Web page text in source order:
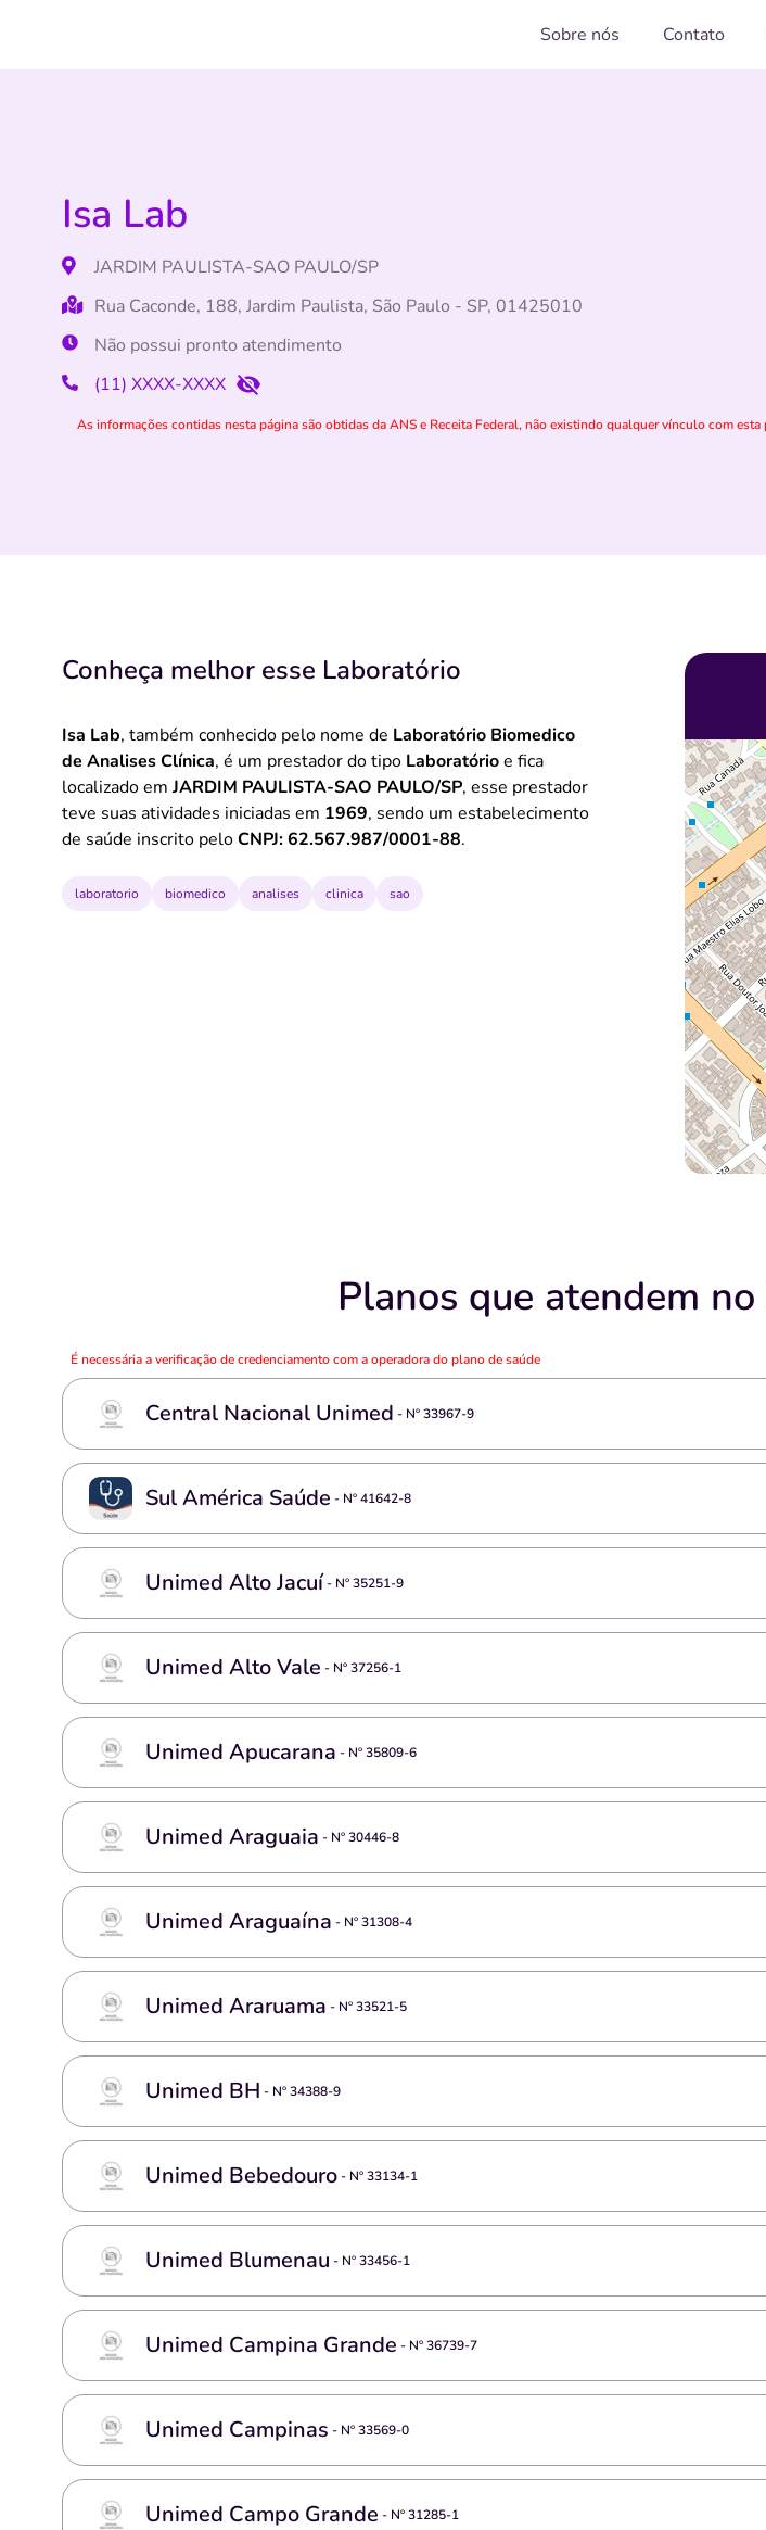
Sobre nós Contato
Isa Lab
JARDIM PAULISTA-SAO PAULO/SP
Rua Caconde, 188, Jardim Paulista, São Paulo - SP, 01425010
Não possui pronto atendimento
(11) XXXX-XXXX
As informações contidas nesta página são obtidas da ANS e Receita Federal, não existindo qualquer vínculo com esta
Conheça melhor esse Laboratório
Isa Lab, também conhecido pelo nome de Laboratório Biomedico
de Analises Clínica, é um prestador do tipo Laboratórioe fica
localizado emJARDIM PAULISTA-SAO PAULO/SP, esse prestador
teve suas atividades iniciadas em 1969, sendo um estabelecimento
de saúde inscrito peloCNPJ: 62.567.987/0001-88.
laboratorio biomedico analises clinica sao
Planos que atendem
É necessária a verificação de credenciamento com a operadora do plano de saúde
Central Nacional Unimed - Nº33967-9
Sul América Saúde - Nº41642-8
Unimed Alto Jacuí- Nº35251-9
Unimed Alto Vale - Nº37256-1
Unimed Apucarana - Nº35809-6
Unimed Araguaia - Nº30446-8
Unimed Araguaína - Nº31308-4
Unimed Araruama - Nº33521-5
Unimed BH - Nº34388-9
Unimed Bebedouro- Nº33134-1
Unimed Blumenau - Nº33456-1
Unimed Campina Grande - Nº36739-7
Unimed Campinas - Nº33569-0
Unimed Campo Grande - Nº31285-1